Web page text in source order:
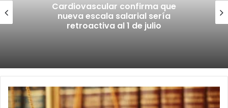
Cardiovascular confirma que
nueva escala salarial sería
retroactiva al 1 de julio
El
Poder